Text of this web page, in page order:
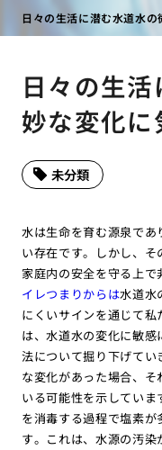
日々の生活に潜む水道水
日々の生
妙な変化
未分類
水は生命を育む源泉であ
い存在です。しかし、そ
家庭内の安全を守る上で
イレつまりからは水道水
にくいサインを通じて
は、水道水の変化に敏
法について掘り下げて
な変化があった場合、
いる可能性を示してい
を消毒する過程で塩素
す。これは、水源の汚